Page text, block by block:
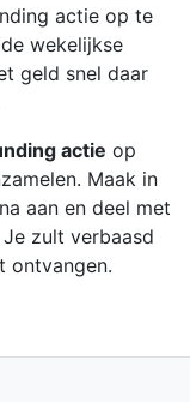
actie op te
wekelijkse
geld snel daar
actie op
Maak in
aan en deel met
zult verbaasd
ontvangen.